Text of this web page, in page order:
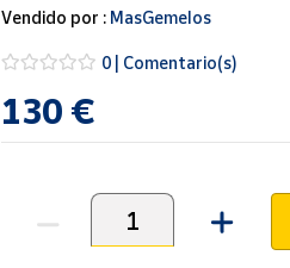
Vendido por : MasGemelos
0 | Comentario(s)
130 €
Unidades